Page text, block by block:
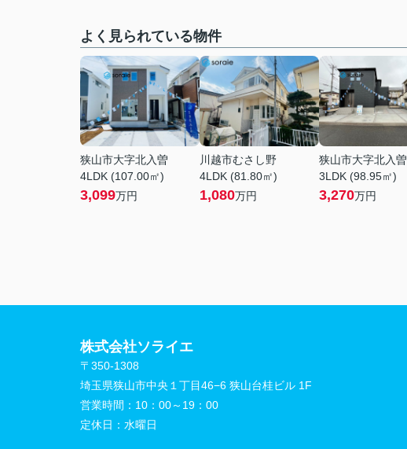
よく見られている物件
狭山市大字北入曽
4LDK (107.00㎡)
3,099万円
川越市むさし野
4LDK (81.80㎡)
1,080万円
狭山市大字北入曽
3LDK (98.95㎡)
3,270万円
株式会社ソライエ
〒350-1308
埼玉県狭山市中央１丁目46−6 狭山台桂ビル 1F
営業時間： 10：00～19：00
定休日： 水曜日